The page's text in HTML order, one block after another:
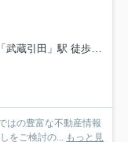
蔵引田」駅 徒歩20分
はの豊富な不動産情報
をご検討の... もっと見